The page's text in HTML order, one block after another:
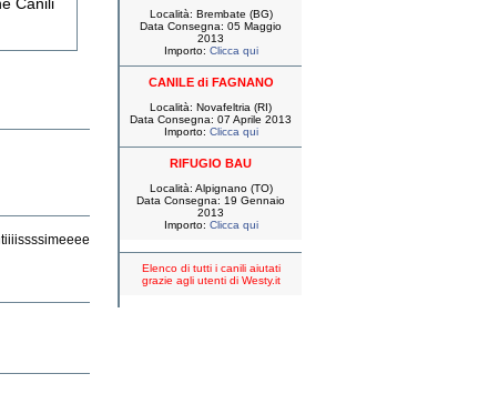
Località: Brembate (BG)
Data Consegna: 05 Maggio
2013
Importo: Clicca qui
CANILE di FAGNANO
Località: Novafeltria (RI)
Data Consegna: 07 Aprile 2013
Importo: Clicca qui
RIFUGIO BAU
Località: Alpignano (TO)
Data Consegna: 19 Gennaio
2013
Importo: Clicca qui
Elenco di tutti i canili aiutati
grazie agli utenti di Westy.it